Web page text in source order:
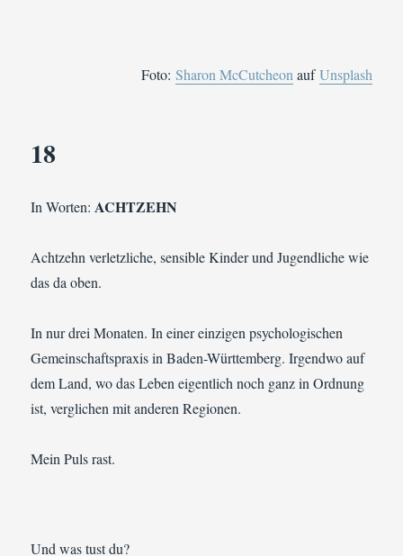
Foto: Sharon McCutcheon aufUnsplash
18
In Worten: ACHTZEHN
Achtzehn verletzliche, sensible Kinder und Jugendliche wie
das da oben.
In nur drei Monaten. In einer einzigen psychologischen
Gemeinschaftspraxis in Baden-Württemberg. Irgendwo auf
dem Land, wo das Leben eigentlich noch ganz in Ordnung
ist, verglichen mit anderen Regionen.
Mein Puls rast.
Und was tust du?